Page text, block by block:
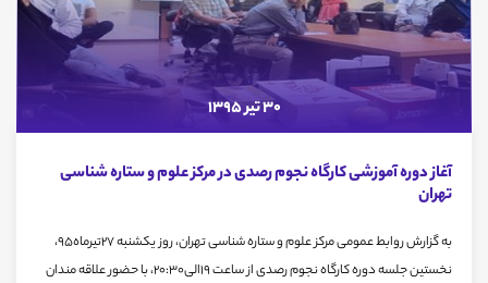
30 تیر 1395
آغاز دوره آموزشی کارگاه نجوم رصدی در مرکز علوم و ستاره شناسی
تهران
به گزارش روابط عمومی مرکز علوم و ستاره شناسی تهران، روز یکشنبه 27تیرماه95،
نخستین جلسه دوره کارگاه نجوم رصدی از ساعت 19الی20:30، با حضور علاقه مندان